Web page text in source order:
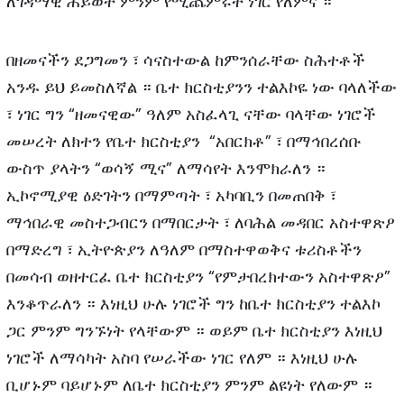
በዘመናችን ደጋግመን ፣ ሳናስተውል ከምንሰራቸው ስሕተቶች
አንዱ ይህ ይመስለኛል ። ቤተ ክርስቲያንን ተልእኮዬ ነው ባላለችው
፣ ነገር ግን “ዘመናዊው” ዓለም አስፈላጊ ናቸው ባላቸው ነገሮች
መሠረት ለክተን የቤተ ክርስቲያን “አበርክቶ” ፣ በማኅበረሰቡ
ውስጥ ያላትን “ወሳኝ ሚና” ለማሳየት እንሞክራለን ።
ኢኮኖሚያዊ ዕድገትን በማምጣት ፣ አካባቢን በመጠበቅ ፣
ማኅበራዊ መስተጋብርን በማበርታት ፣ ለባሕል መዳበር አስተዋጽዖ
በማድረግ ፣ ኢትዮጵያን ለዓለም በማስተዋወቅና ቱሪስቶችን
በመሳብ ወዘተርፈ ቤተ ክርስቲያን “የምታበረክተውን አስተዋጽዖ”
እንቆጥራለን ። እነዚህ ሁሉ ነገሮች ግን ከቤተ ክርስቲያን ተልእኮ
ጋር ምንም ግንኙነት የላቸውም ። ወይም ቤተ ክርስቲያን እነዚህ
ነገሮች ለማሳካት አስባ የሠራችው ነገር የለም ። እነዚህ ሁሉ
ቢሆኑም ባይሆኑም ለቤተ ክርስቲያን ምንም ልዩነት የለውም ።